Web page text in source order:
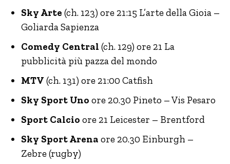
Sky Arte (ch. 123) ore 21:15 L’arte della Gioia –
Goliarda Sapienza
Comedy Central (ch. 129) ore 21 La
pubblicità più pazza del mondo
MTV (ch. 131) ore 21:00 Catfish
Sky Sport Uno ore 20.30 Pineto – Vis Pesaro
Sport Calcio ore 21 Leicester – Brentford
Sky Sport Arena ore 20.30 Einburgh –
Zebre (rugby)